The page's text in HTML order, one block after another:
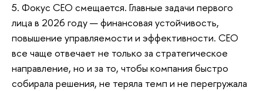
5. Фокус CEO смещается. Главные задачи первого
лица в 2026 году — финансовая устойчивость,
повышение управляемости и эффективности. CEO
все чаще отвечает не только за стратегическое
направление, но и за то, чтобы компания быстро
собирала решения, не теряла темп и не перегружала